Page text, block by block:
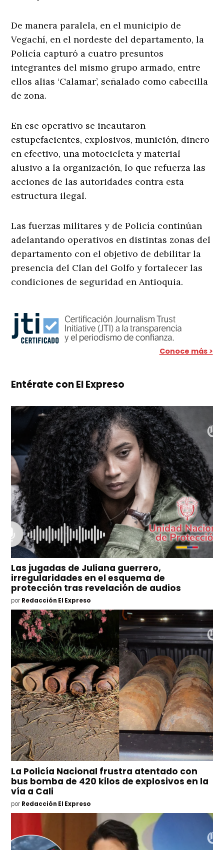
De manera paralela, en el municipio de
Vegachí, en el nordeste del departamento, la
Policía capturó a cuatro presuntos
integrantes del mismo grupo armado, entre
ellos alias ‘Calamar’, señalado como cabecilla
de zona.
En ese operativo se incautaron
estupefacientes, explosivos, munición, dinero
en efectivo, una motocicleta y material
alusivo a la organización, lo que refuerza las
acciones de las autoridades contra esta
estructura ilegal.
Las fuerzas militares y de Policía continúan
adelantando operativos en distintas zonas del
departamento con el objetivo de debilitar la
presencia del Clan del Golfo y fortalecer las
condiciones de seguridad en Antioquia.
Conoce más >
Entérate con El Expreso
Las jugadas de Juliana guerrero,
irregularidades en el esquema de
protección tras revelación de audios
por Redacción El Expreso
La Policía Nacional frustra atentado con
bus bomba de 420 kilos de explosivos en la
vía a Cali
por Redacción El Expreso